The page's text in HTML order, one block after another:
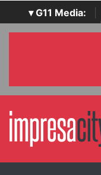
▾ G11 Media:
SecurityOpenLab